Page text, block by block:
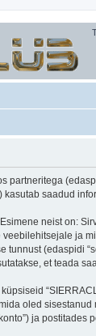
kasutab saadud
neist on:
ja
tunnust (edaspidi
et teada
oled
ja